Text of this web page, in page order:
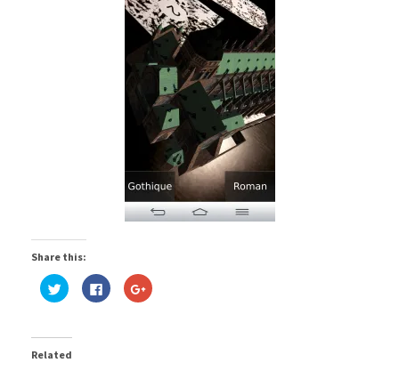
Share this:
Click
to
share
(Opens
in
new
Click
to
share
Click
to
Related